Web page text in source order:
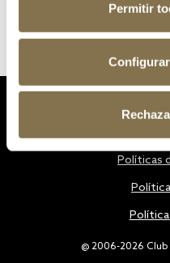
Permitir
@ 2006-2026 Club
Políticas